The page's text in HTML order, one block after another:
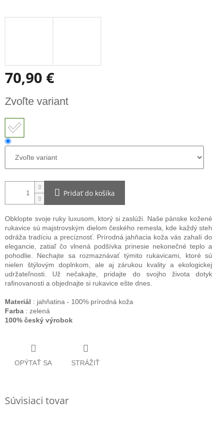
70,90 €
cena:
Zvoľte variant
Pridať do košíka
Obklopte svoje ruky luxusom, ktorý si zaslúži. Naše pánske kožené
rukavice sú majstrovským dielom českého remesla, kde každý steh
odráža tradíciu a precíznosť. Prírodná jahňacia koža vás zahalí do
elegancie, zatiaľ čo vlnená podšívka prinesie nekonečné teplo a
pohodlie. Nechajte sa rozmaznávať týmito rukavicami, ktoré sú
nielen štýlovým doplnkom, ale aj zárukou kvality a ekologickej
udržateľnosti. Už nečakajte, pridajte do svojho života dotyk
rafinovanosti a objednajte si rukavice ešte dnes.
Materiál : jahňatina - 100% prírodná koža
Farba : zelená
100% český výrobok
OPÝTAŤ SA STRÁŽIŤ
Súvisiaci tovar